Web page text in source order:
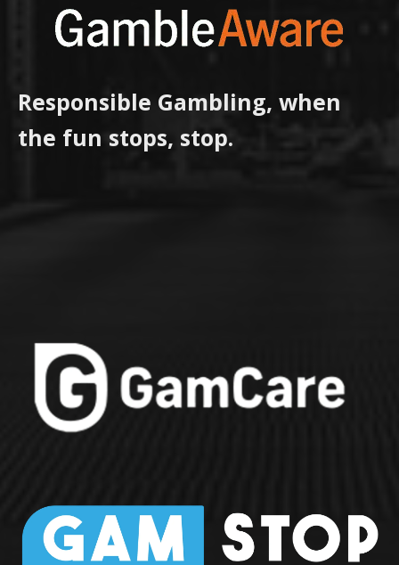
Responsible Gambling, when
the fun stops, stop.